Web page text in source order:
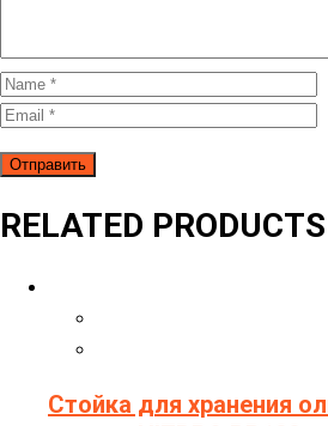
RELATED PRODUCTS
Стойка для хранения